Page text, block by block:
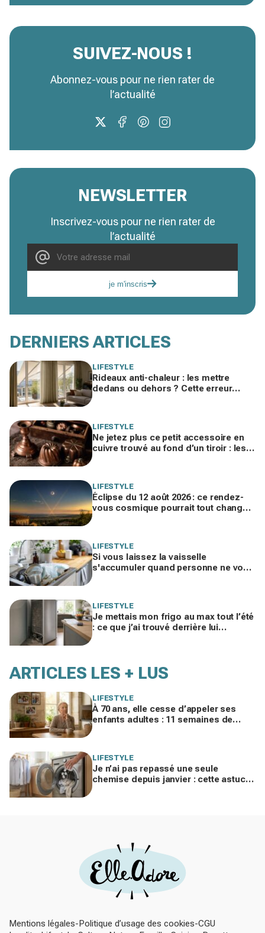
SUIVEZ-NOUS !
Abonnez-vous pour ne rien rater de
l’actualité
NEWSLETTER
Inscrivez-vous pour ne rien rater de
l’actualité
je m'inscris
DERNIERS ARTICLES
LIFESTYLE
Rideaux anti-chaleur : les mettre
dedans ou dehors ? Cette erreur
LIFESTYLE
Ne jetez plus ce petit accessoire en
cuivre trouvé au fond d’un tiroir : les
LIFESTYLE
Éclipse du 12 août 2026 : ce rendez-
vous cosmique pourrait tout changer
LIFESTYLE
Si vous laissez la vaisselle
s'accumuler quand personne ne vous
LIFESTYLE
Je mettais mon frigo au max tout l’été
: ce que j’ai trouvé derrière lui
ARTICLES LES + LUS
LIFESTYLE
À 70 ans, elle cesse d’appeler ses
enfants adultes : 11 semaines de
LIFESTYLE
Je n’ai pas repassé une seule
chemise depuis janvier : cette astuce
Mentions légales Politique d’usage des cookies CGU